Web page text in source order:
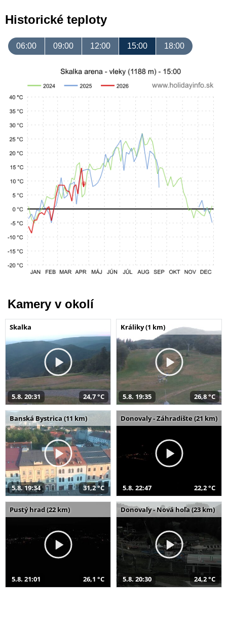
Historické teploty
06:00 09:00 12:00 15:00 18:00
Kamery v okolí
Skalka
5.8. 20:31 24,7 °C
Králiky (1 km)
5.8. 19:35 26,8 °C
Banská Bystrica (11 km)
5.8. 19:34 31,2 °C
Donovaly - Záhradište (21 km)
5.8. 22:47 22,2 °C
Pustý hrad (22 km)
5.8. 21:01 26,1 °C
Donovaly - Nová hoľa (23 km)
5.8. 20:30 24,2 °C